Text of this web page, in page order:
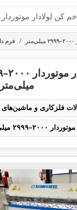
فرم
دست
میلی‌متر